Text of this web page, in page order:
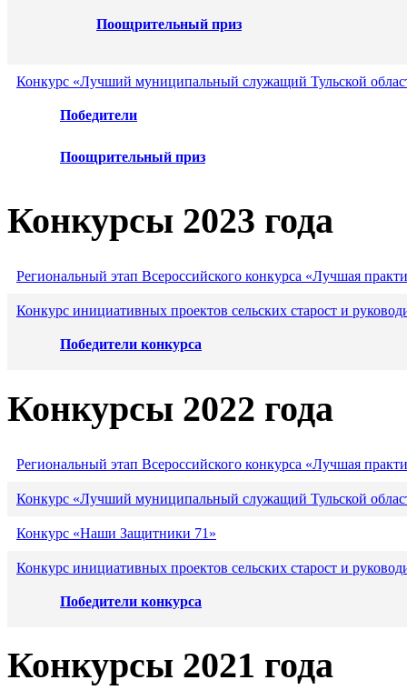
Поощрительный приз
Конкурс «Лучший муниципальный служащий Тульской
Победители
Поощрительный приз
Конкурсы 2023 года
Региональный этап Всероссийского конкурса «Лучшая
Конкурс инициативных проектов сельских старост и
Победители конкурса
Конкурсы 2022 года
Региональный этап Всероссийского конкурса «Лучшая
Конкурс «Лучший муниципальный служащий Тульской
Конкурс «Наши Защитники 71»
Конкурс инициативных проектов сельских старост и
Победители конкурса
Конкурсы 2021 года